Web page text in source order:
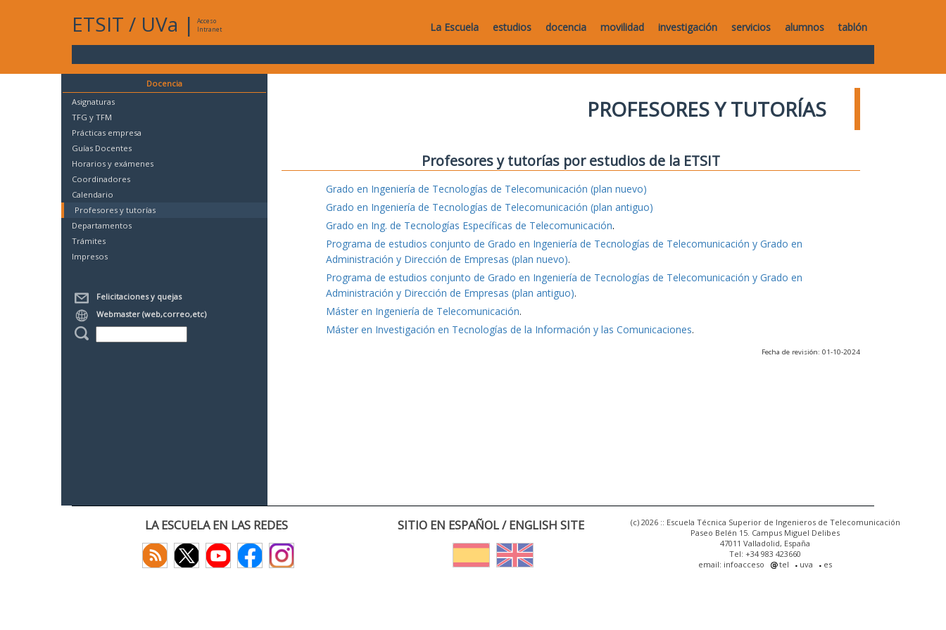
ETSIT / UVa |
Acceso
Intranet
La Escuela estudios docencia movilidad investigación servicios alumnos tablón
Docencia
Asignaturas
TFG y TFM
Prácticas empresa
Guías Docentes
Horarios y exámenes
Coordinadores
Calendario
Profesores y tutorías
Departamentos
Trámites
Impresos
Felicitaciones y quejas
Webmaster (web,correo,etc)
PROFESORES Y TUTORÍAS
Profesores y tutorías por estudios de la ETSIT
Grado en Ingeniería de Tecnologías de Telecomunicación (plan nuevo)
Grado en Ingeniería de Tecnologías de Telecomunicación (plan antiguo)
Grado en Ing. de Tecnologías Específicas de Telecomunicación.
Programa de estudios conjunto de Grado en Ingeniería de Tecnologías de Telecomunicación y Grado en
Administración y Dirección de Empresas (plan nuevo).
Programa de estudios conjunto de Grado en Ingeniería de Tecnologías de Telecomunicación y Grado en
Administración y Dirección de Empresas (plan antiguo).
Máster en Ingeniería de Telecomunicación.
Máster en Investigación en Tecnologías de la Información y las Comunicaciones.
Fecha de revisión: 01-10-2024
LA ESCUELA EN LAS REDES SITIO EN ESPAÑOL / ENGLISH SITE
(c) 2026 :: Escuela Técnica Superior de Ingenieros de Telecomunicación
Paseo Belén 15. Campus Miguel Delibes
47011 Valladolid, España
Tel: +34 983 423660
email: infoacceso
tel uva es